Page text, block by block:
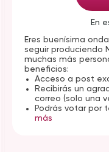
En
Eres buenísima
seguir produciendo
muchas más
beneficios:
Acceso a post
Recibirás un
correo (solo una
Podrás votar por
más